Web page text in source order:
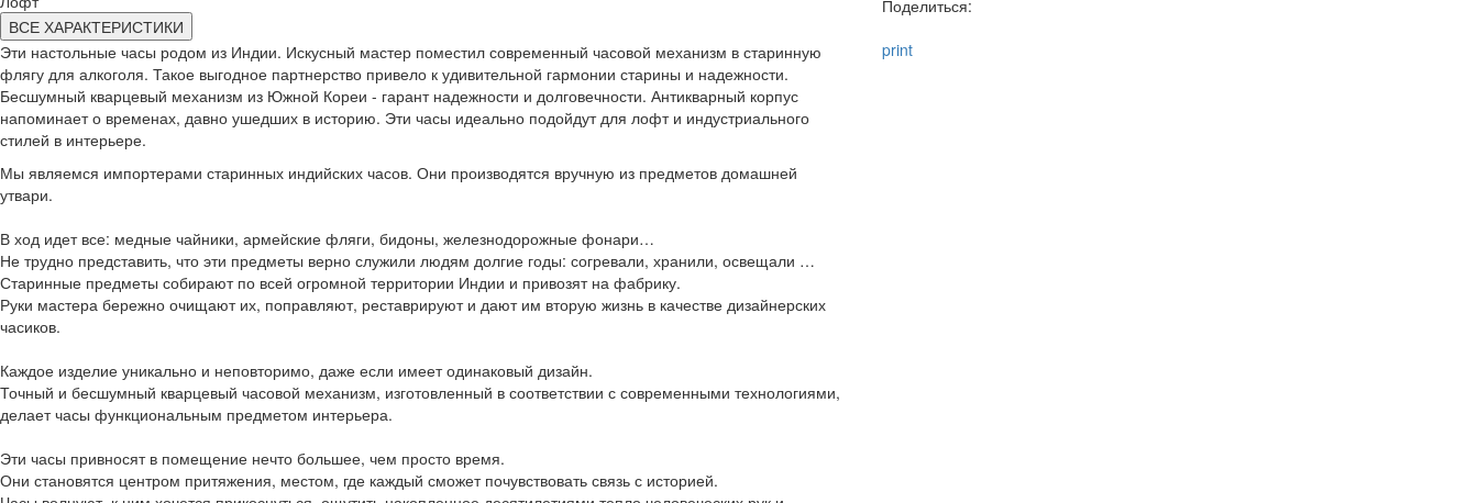
ВСЕ ХАРАКТЕРИСТИКИ
Эти настольные часы родом из Индии. Искусный мастер поместил современный часовой механизм в старинную
флягу для алкоголя. Такое выгодное партнерство привело к удивительной гармонии старины и надежности.
Бесшумный кварцевый механизм из Южной Кореи - гарант надежности и долговечности. Антикварный корпус
напоминает о временах, давно ушедших в историю. Эти часы идеально подойдут для лофт и индустриального
стилей в интерьере.
Мы являемся импортерами старинных индийских часов. Они производятся вручную из предметов домашней
утвари.
В ход идет все: медные чайники, армейские фляги, бидоны, железнодорожные фонари…
Не трудно представить, что эти предметы верно служили людям долгие годы: согревали, хранили, освещали …
Старинные предметы собирают по всей огромной территории Индии и привозят на фабрику.
Руки мастера бережно очищают их, поправляют, реставрируют и дают им вторую жизнь в качестве дизайнерских
часиков.
Каждое изделие уникально и неповторимо, даже если имеет одинаковый дизайн.
Точный и бесшумный кварцевый часовой механизм, изготовленный в соответствии с современными технологиями,
делает часы функциональным предметом интерьера.
Эти часы привносят в помещение нечто большее, чем просто время.
Они становятся центром притяжения, местом, где каждый сможет почувствовать связь с историей.
Поделиться:
print